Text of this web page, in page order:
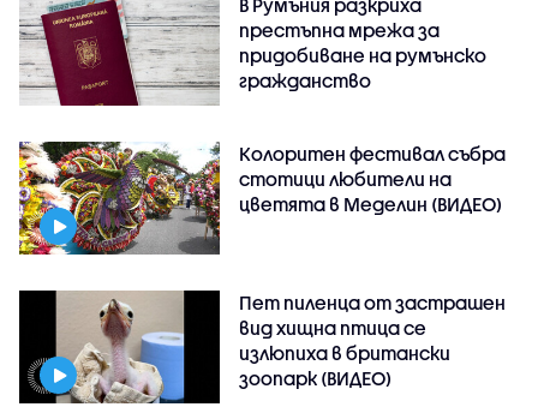
В Румъния разкриха
престъпна мрежа за
придобиване на румънско
гражданство
Колоритен фестивал събра
стотици любители на
цветята в Меделин (ВИДЕО)
Пет пиленца от застрашен
вид хищна птица се
излюпиха в британски
зоопарк (ВИДЕО)